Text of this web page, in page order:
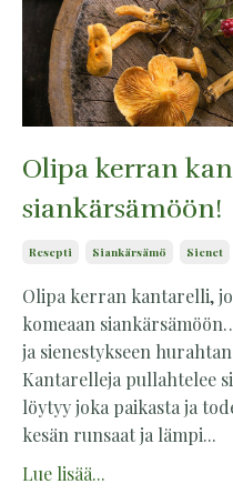
Olipa kerran
siankärsämöön!
Resepti Siankärsämö Sienet
Olipa kerran kantarelli,
komeaan
ja sienestykseen
Kantarelleja pullahtelee
löytyy joka paikasta ja
kesän runsaat ja lämpi...
Lue lisää...